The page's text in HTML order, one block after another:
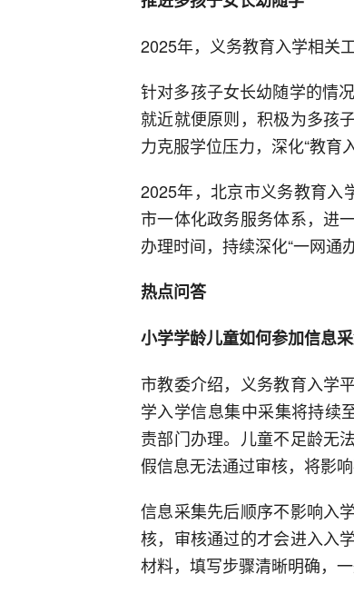
2025年，义务教育入学相关
针对多孩子女长幼随学的情
就近就便原则，积极为多孩
力克服学位压力，深化“教育
2025年，北京市义务教育入
市一体化政务服务体系，进
办理时间，持续深化“一网通
热点问答
小学学龄儿童如何参加信息
市教委介绍，义务教育入学
学入学信息集中采集将持续
责部门办理。儿童不足龄无
假信息无法通过审核，将影响
信息采集先后顺序不影响入
核，审核通过的才会进入入
材料，填写步骤清晰明确，